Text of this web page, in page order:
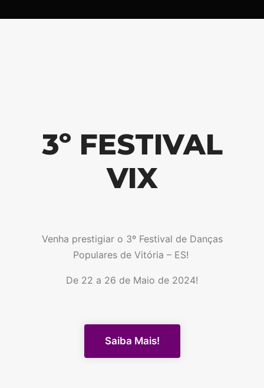
3º FESTIVAL
VIX
Venha prestigiar o 3º Festival de Danças
Populares de Vitória – ES!
De 22 a 26 de Maio de 2024!
Saiba Mais!